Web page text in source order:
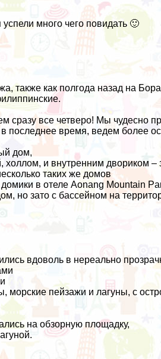
много чего повидать 🙂
также как полгода назад на
.
сразу все четверо! Мы чудесно
последнее время, ведем более
дом,
холлом, и внутренним двориком
таких же домов
в отелеAonang Mountain
но зато с бассейном на
вдоволь в нереально
морские пейзажи и лагуны, с
на обзорную площадку,